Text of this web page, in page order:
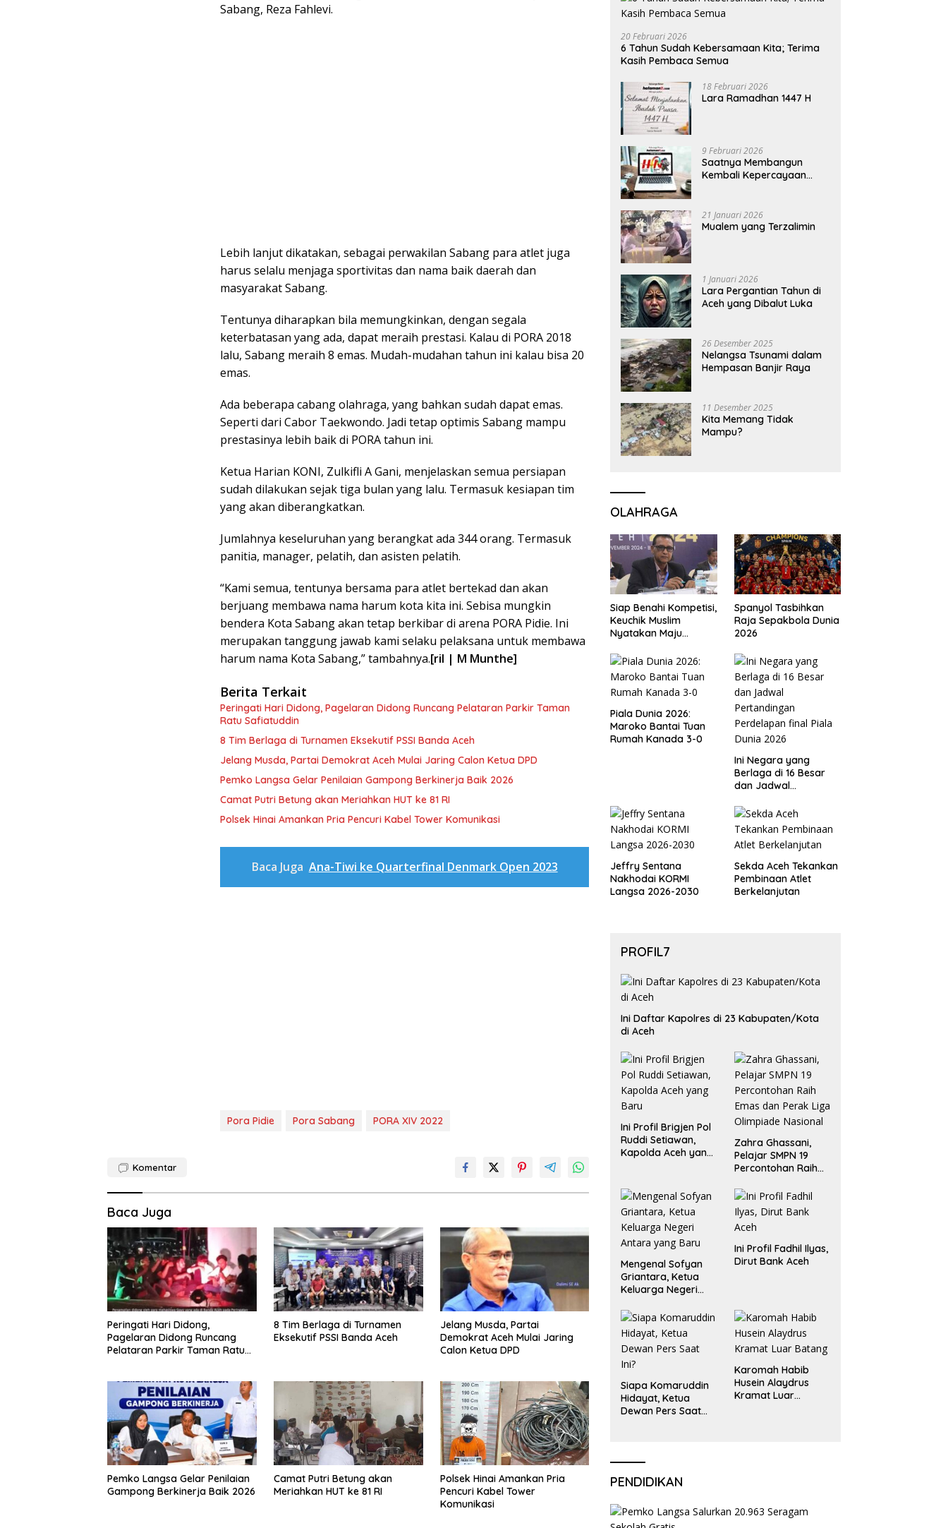
Sabang, Reza Fahlevi.
Lebih lanjut dikatakan, sebagai perwakilan Sabang para atlet juga
harus selalu menjaga sportivitas dan nama baik daerah dan
masyarakat Sabang.
Tentunya diharapkan bila memungkinkan, dengan segala
keterbatasan yang ada, dapat meraih prestasi. Kalau di PORA 2018
lalu, Sabang meraih 8 emas. Mudah-mudahan tahun ini kalau bisa 20
emas.
Ada beberapa cabang olahraga, yang bahkan sudah dapat emas.
Seperti dari Cabor Taekwondo. Jadi tetap optimis Sabang mampu
prestasinya lebih baik di PORA tahun ini.
Ketua Harian KONI, Zulkifli A Gani, menjelaskan semua persiapan
sudah dilakukan sejak tiga bulan yang lalu. Termasuk kesiapan tim
yang akan diberangkatkan.
Jumlahnya keseluruhan yang berangkat ada 344 orang. Termasuk
panitia, manager, pelatih, dan asisten pelatih.
“Kami semua, tentunya bersama para atlet bertekad dan akan
berjuang membawa nama harum kota kita ini. Sebisa mungkin
bendera Kota Sabang akan tetap berkibar di arena PORA Pidie. Ini
merupakan tanggung jawab kami selaku pelaksana untuk membawa
harum nama Kota Sabang,” tambahnya.[ril | M Munthe]
Berita Terkait
Peringati Hari Didong, Pagelaran Didong Runcang Pelataran Parkir Taman
Ratu Safiatuddin
8 Tim Berlaga di Turnamen Eksekutif PSSI Banda Aceh
Jelang Musda, Partai Demokrat Aceh Mulai Jaring Calon Ketua DPD
Pemko Langsa Gelar Penilaian Gampong Berkinerja Baik 2026
Camat Putri Betung akan Meriahkan HUT ke 81 RI
Polsek Hinai Amankan Pria Pencuri Kabel Tower Komunikasi
Baca Juga Ana-Tiwi ke Quarterfinal Denmark Open 2023
Pora Pidie Pora Sabang PORA XIV 2022
Komentar
Baca Juga
Peringati Hari Didong,
Pagelaran Didong Runcang
Pelataran Parkir Taman Ratu
8 Tim Berlaga di Turnamen
Eksekutif PSSI Banda Aceh
Jelang Musda, Partai
Demokrat Aceh Mulai Jaring
Calon Ketua DPD
Pemko Langsa Gelar Penilaian
Gampong Berkinerja Baik 2026
Camat Putri Betung akan
Meriahkan HUT ke 81 RI
Polsek Hinai Amankan Pria
Pencuri Kabel Tower
Komunikasi
20 Februari 2026
6 Tahun Sudah Kebersamaan Kita; Terima
Kasih Pembaca Semua
18 Februari 2026
Lara Ramadhan 1447 H
9 Februari 2026
Saatnya Membangun
Kembali Kepercayaan
21 Januari 2026
Mualem yang Terzalimin
1 Januari 2026
Lara Pergantian Tahun di
Aceh yang Dibalut Luka
26 Desember 2025
Nelangsa Tsunami dalam
Hempasan Banjir Raya
11 Desember 2025
Kita Memang Tidak
Mampu?
OLAHRAGA
Siap Benahi Kompetisi,
Keuchik Muslim
Nyatakan Maju
Asprov PSSI Aceh
Spanyol Tasbihkan
Raja Sepakbola Dunia
2026
Piala Dunia 2026:
Maroko Bantai Tuan
Rumah Kanada 3-0
Ini Negara yang
Berlaga di 16 Besar
dan Jadwal
Perdelapan final Piala
Dunia 2026
Jeffry Sentana
Nakhodai KORMI
Langsa 2026-2030
Sekda Aceh Tekankan
Pembinaan Atlet
Berkelanjutan
PROFIL7
Ini Daftar Kapolres di 23 Kabupaten/Kota
di Aceh
Ini Profil Brigjen Pol
Ruddi Setiawan,
Kapolda Aceh yang
Zahra Ghassani,
Pelajar SMPN 19
Percontohan Raih
Liga Olimpiade
Nasional
Mengenal Sofyan
Griantara, Ketua
Keluarga Negeri
Ini Profil Fadhil Ilyas,
Dirut Bank Aceh
Siapa Komaruddin
Hidayat, Ketua
Dewan Pers Saat
Karomah Habib
Husein Alaydrus
Kramat Luar
PENDIDIKAN